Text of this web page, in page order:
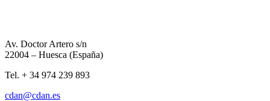
Av. Doctor Artero s/n
22004 – Huesca (España)
Tel. + 34 974 239 893
cdan@cdan.es